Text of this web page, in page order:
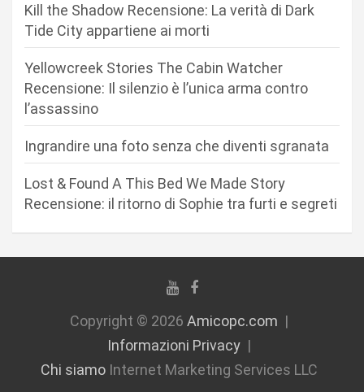
Kill the Shadow Recensione: La verità di Dark
Tide City appartiene ai morti
Yellowcreek Stories The Cabin Watcher
Recensione: Il silenzio è l’unica arma contro
l’assassino
Ingrandire una foto senza che diventi sgranata
Lost & Found A This Bed We Made Story
Recensione: il ritorno di Sophie tra furti e segreti
Copyright © 2026 Amicopc.com
Informazioni Privacy
Chi siamoInternet Marketing Services LLC